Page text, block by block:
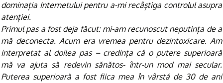
dominația Internetului pentru a-mi recâștiga controlul asupra
atenției.
Primul pas a fost deja făcut: mi-am recunoscut neputința de a
mă deconecta. Acum era vremea pentru dezintoxicare. Am
interpretat al doilea pas – credința că o putere superioară
mă va ajuta să redevin sănătos- într-un mod mai secular.
Puterea superioară a fost fiica mea în vârstă de 30 de ani